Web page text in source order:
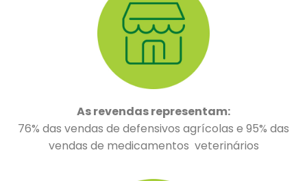
As revendas representam:
76% das vendas de defensivos agrícolas e 95% das
vendas de medicamentos veterinários